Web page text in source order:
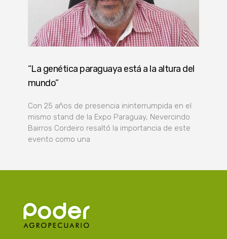
“La genética paraguaya está a la altura del
mundo”
Con 25 años de presencia ininterrumpida en el
mismo stand de la Expo Paraguay, Nevercindo
Bairros Cordeiro resaltó la importancia de este
evento como una